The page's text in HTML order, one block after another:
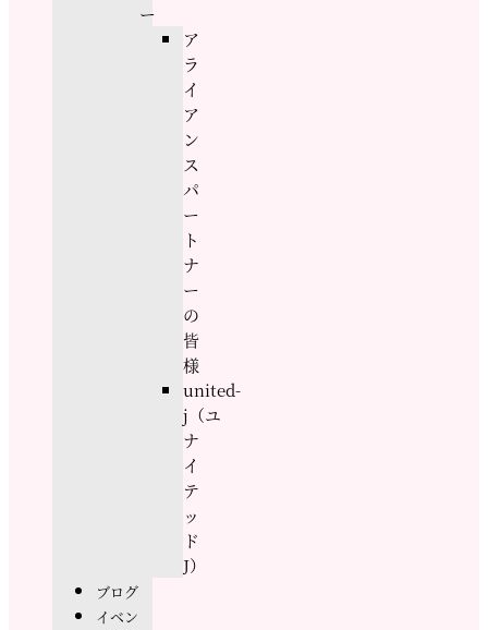
ー
ア
ラ
イ
ア
ン
ス
パ
ー
ト
ナ
ー
の
皆
様
united-
j（ユ
ナ
イ
テ
ッ
ド
J）
ブログ
イベン